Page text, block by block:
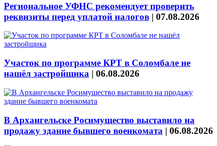
Региональное УФНС рекомендует проверить
реквизиты перед уплатой налогов | 07.08.2026
Участок по программе КРТ в Соломбале не
нашёл застройщика | 06.08.2026
В Архангельске Росимущество выставило на
продажу здание бывшего военкомата | 06.08.2026